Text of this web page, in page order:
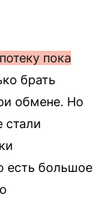
пока
брать
обмене. Но
стали
есть большое